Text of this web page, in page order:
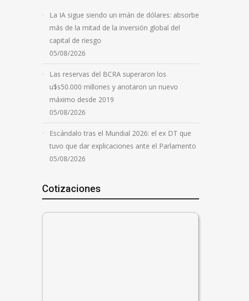
La IA sigue siendo un imán de dólares: absorbe
más de la mitad de la inversión global del
capital de riesgo
05/08/2026
Las reservas del BCRA superaron los
u$s50.000 millones y anotaron un nuevo
máximo desde 2019
05/08/2026
Escándalo tras el Mundial 2026: el ex DT que
tuvo que dar explicaciones ante el Parlamento
05/08/2026
Cotizaciones